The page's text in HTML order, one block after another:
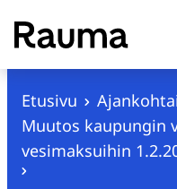
S
i
Etusivu
Muutos kaupungin
vesimaksuihin